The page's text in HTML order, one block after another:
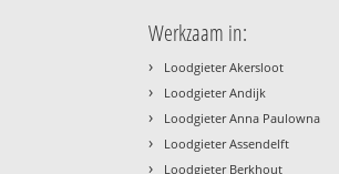
Werkzaam in:
› Loodgieter Akersloot
› Loodgieter Andijk
› Loodgieter Anna Paulowna
› Loodgieter Assendelft
› Loodgieter Berkhout